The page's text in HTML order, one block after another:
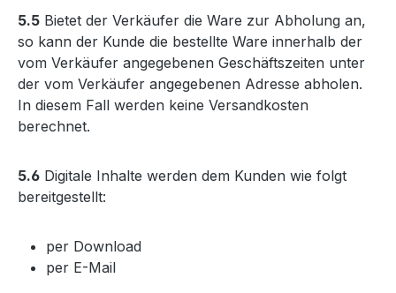
5.5 Bietet der Verkäufer die Ware zur Abholung an,
so kann der Kunde die bestellte Ware innerhalb der
vom Verkäufer angegebenen Geschäftszeiten unter
der vom Verkäufer angegebenen Adresse abholen.
In diesem Fall werden keine Versandkosten
berechnet.
5.6 Digitale Inhalte werden dem Kunden wie folgt
bereitgestellt:
per Download
per E-Mail